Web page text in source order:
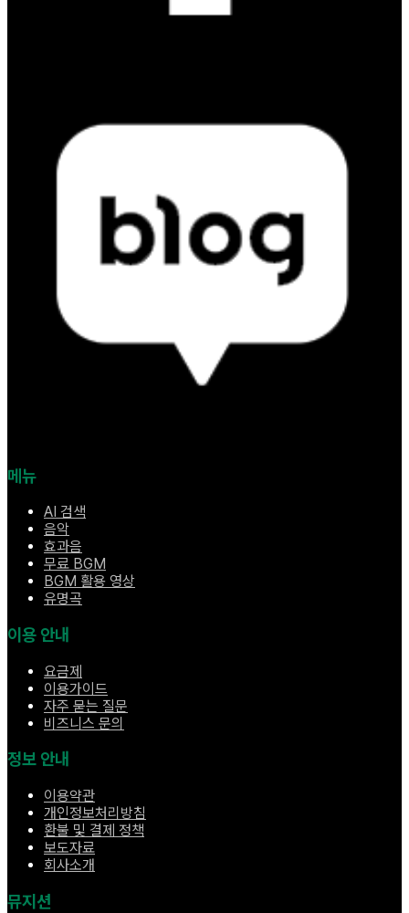
메뉴
AI 검색
음악
효과음
무료 BGM
BGM 활용 영상
유명곡
이용 안내
요금제
이용가이드
자주 묻는 질문
비즈니스 문의
정보 안내
이용약관
개인정보처리방침
환불 및 결제 정책
보도자료
회사소개
뮤지션